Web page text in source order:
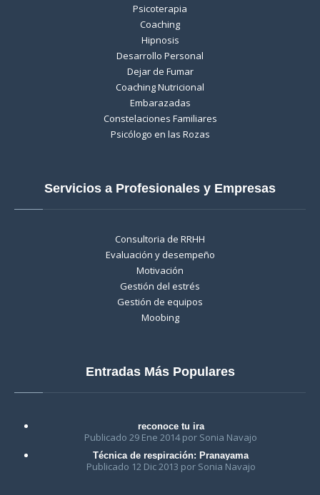
Psicoterapia
Coaching
Hipnosis
Desarrollo Personal
Dejar de Fumar
Coaching Nutricional
Embarazadas
Constelaciones Familiares
Psicólogo en las Rozas
Servicios a Profesionales y Empresas
Consultoria de RRHH
Evaluación y desempeño
Motivación
Gestión del estrés
Gestión de equipos
Moobing
Entradas Más Populares
reconoce tu ira
Publicado 29 Ene 2014 por Sonia Navajo
Técnica de respiración: Pranayama
Publicado 12 Dic 2013 por Sonia Navajo